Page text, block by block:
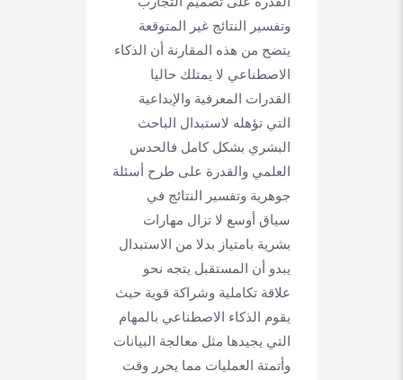
وتفسير النتائج غير المتوقعة
يتضح من هذه المقارنة أن الذكاء
الاصطناعي لا يمتلك حاليا
القدرات المعرفية والإبداعية
التي تؤهله لاستبدال الباحث
البشري بشكل كامل فالحدس
العلمي والقدرة على طرح أسئلة
جوهرية وتفسير النتائج في
سياق أوسع لا تزال مهارات
بشرية بامتياز بدلا من الاستبدال
يبدو أن المستقبل يتجه نحو
علاقة تكاملية وشراكة قوية حيث
يقوم الذكاء الاصطناعي بالمهام
التي يجيدها مثل معالجة البيانات
وأتمتة العمليات مما يحرر وقت